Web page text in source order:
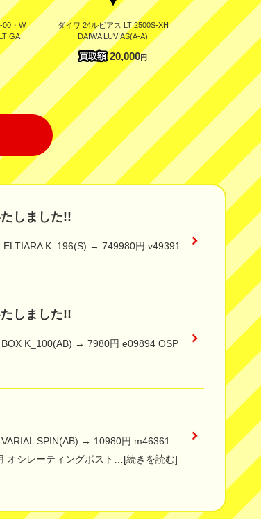
00・W
ダイワ 24ルビアス LT 2500S-XH
DAIWA LUVIAS(A-A)
買取額 20,000円
エバーグリーン
ィ TKSS-
スピン
買取額
しました!!
K_196(S) → 749980円 v49391
しました!!
K_100(AB) → 7980円 e09894 OSP
SPIN(AB) → 10980円 m46361
オシレーティングポスト…[続きを読む]